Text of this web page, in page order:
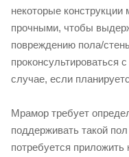
некоторые конструкции
прочными, чтобы
повреждению пола/
проконсультироваться
случае, если
Мрамор требует
поддерживать такой
потребуется